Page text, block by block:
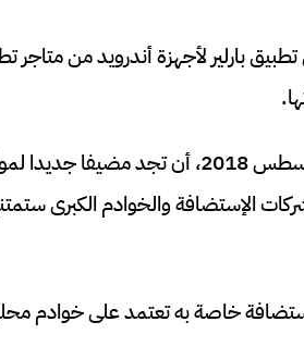
بارلير لأجهزة أندرويد من
حاليا سيكون على إدارة الشركة التي تأسست خلال أغسطس
الإستضافة والخوادم الكبرى
خاصة به تعتمد على خوادم